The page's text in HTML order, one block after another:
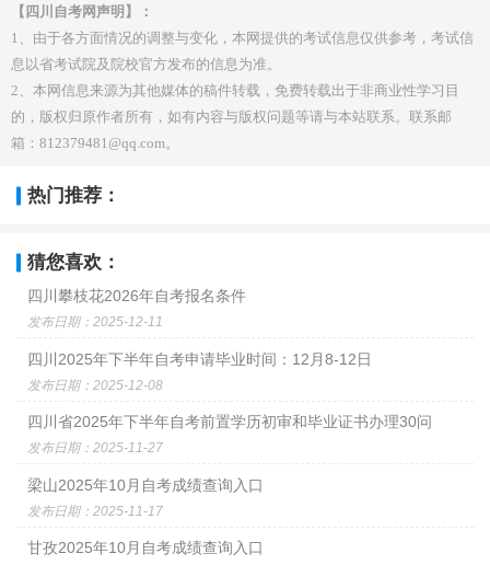
【四川自考网声明】：
1、由于各方面情况的调整与变化，本网提供的考试信息仅供参考，考试信
息以省考试院及院校官方发布的信息为准。
2、本网信息来源为其他媒体的稿件转载，免费转载出于非商业性学习目
的，版权归原作者所有，如有内容与版权问题等请与本站联系。联系邮
箱：812379481@qq.com。
热门推荐：
猜您喜欢：
四川攀枝花2026年自考报名条件
发布日期：2025-12-11
四川2025年下半年自考申请毕业时间：12月8-12日
发布日期：2025-12-08
四川省2025年下半年自考前置学历初审和毕业证书办理30问
发布日期：2025-11-27
梁山2025年10月自考成绩查询入口
发布日期：2025-11-17
甘孜2025年10月自考成绩查询入口